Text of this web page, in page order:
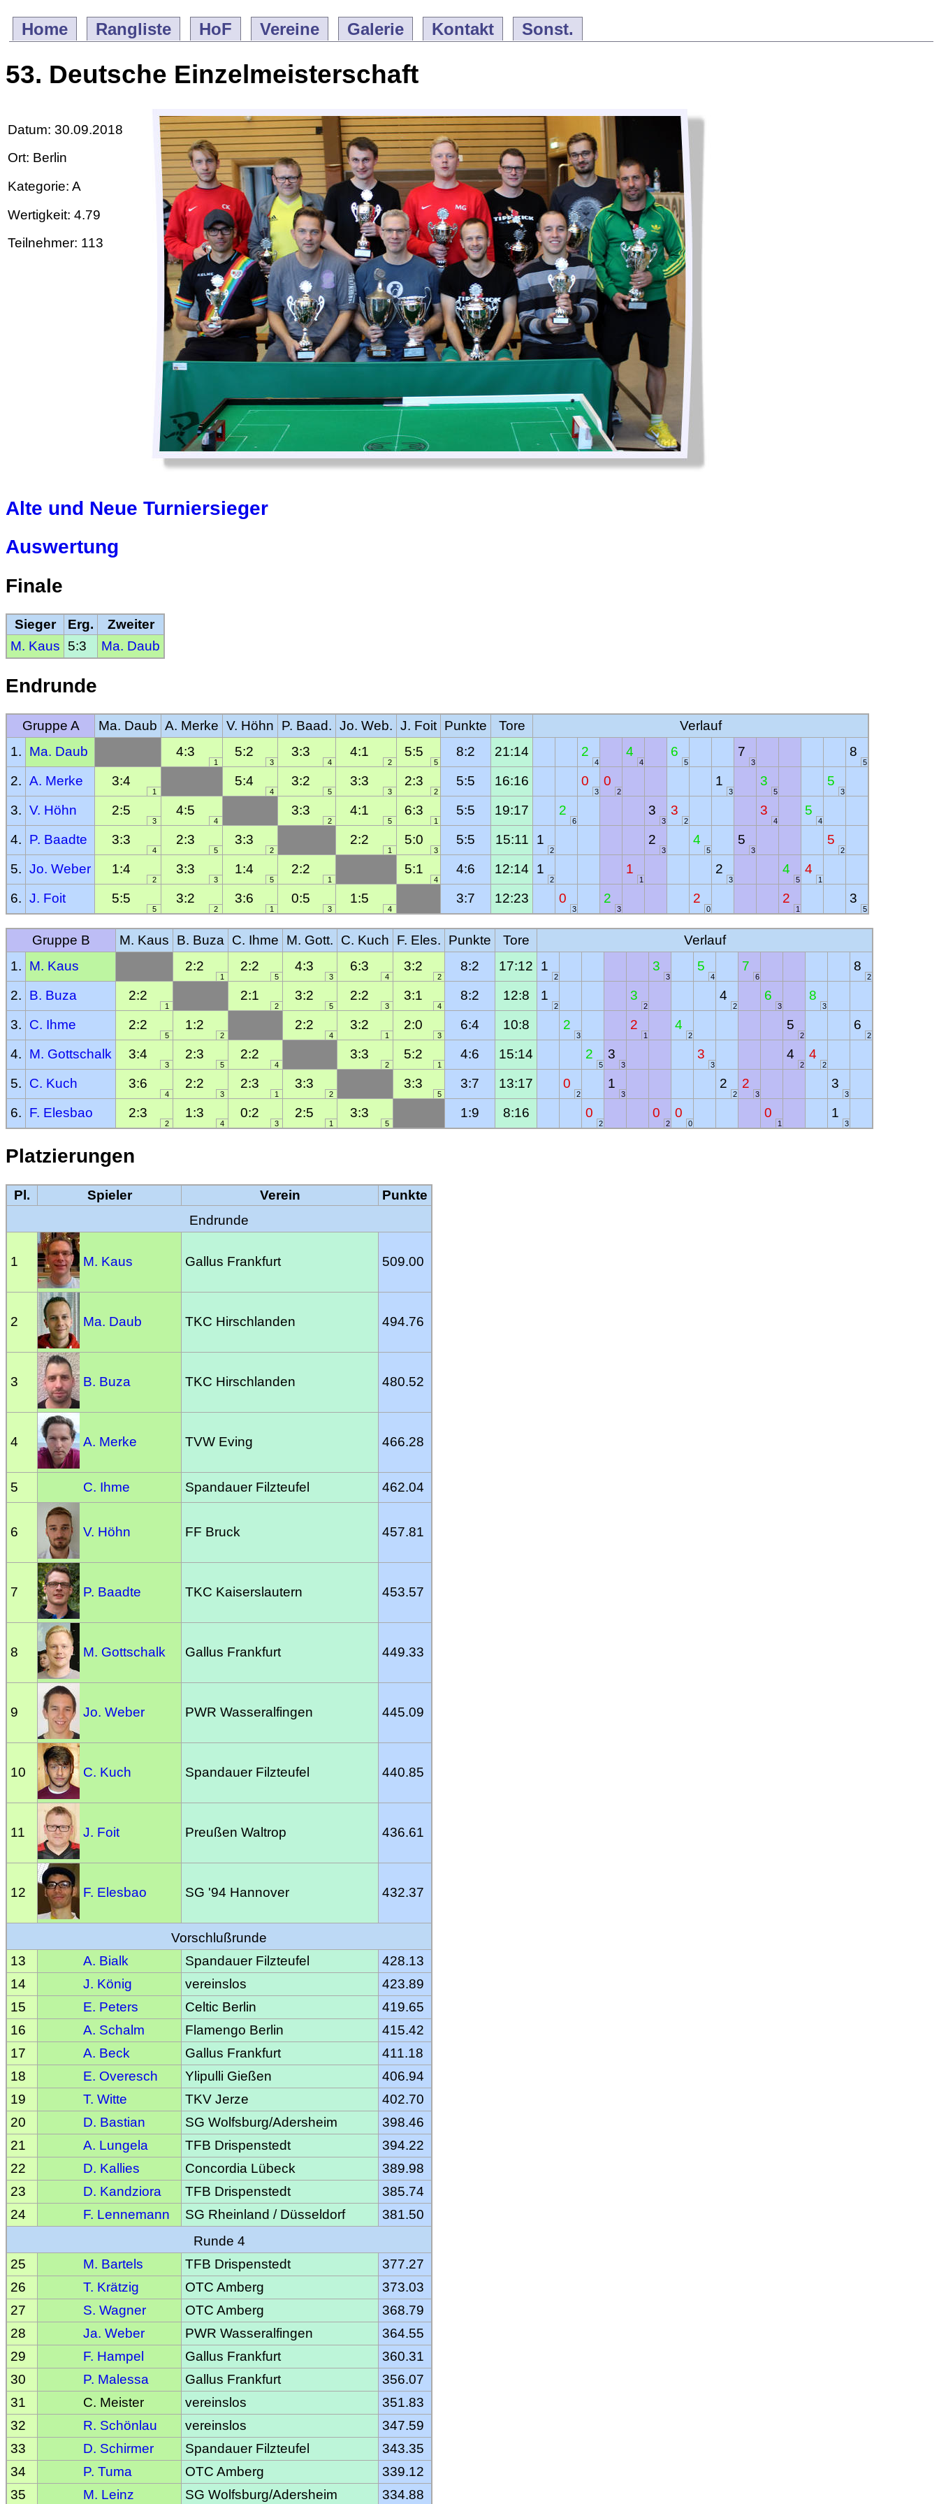
Home Rangliste HoF Vereine Galerie Kontakt Sonst.
53. Deutsche Einzelmeisterschaft
Datum: 30.09.2018
Ort: Berlin
Kategorie: A
Wertigkeit: 4.79
Teilnehmer: 113
Alte und Neue Turniersieger
Auswertung
Finale
Sieger Erg.
Zweiter
M. Kaus
5:3 Ma. Daub
Endrunde
Gruppe A Ma. Daub A. Merke V. Höhn P. Baad. Jo. Web. J. Foit Punkte Tore
Verlauf
1.
Ma. Daub 4:3 5:2 3:3 4:1 5:5 8:2 21:14 2 4 6 7 8
1 3 4 2 5 4 4 5 3 5
2. A. Merke 3:4 5:4 3:2 3:3 2:3 5:5 16:16 0 0 1 3 5
1 4 5 3 2 3 2 3 5 3
3. V. Höhn 2:5 4:5 3:3 4:1 6:3 5:5 19:17 2 3 3 3 5
3 4 2 5 1 6 3 2 4 4
4. P. Baadte 3:3 2:3 3:3 2:2 5:0 5:5 15:11 1 2 4 5 5
4 5 2 1 3 2 3 5 3 2
5. Jo. Weber 1:4 3:3 1:4 2:2 5:1 4:6 12:14 1 1 2 4 4
2 3 5 1 4 2 1 3 5 1
6. J. Foit 5:5 3:2 3:6 0:5 1:5 3:7 12:23 0 2 2 2 3
5 2 1 3 4 3 3 0 1 5
Gruppe B M. Kaus B. Buza C. Ihme M. Gott. C. Kuch F. Eles. Punkte Tore
Verlauf
1.
M. Kaus 2:2 2:2 4:3 6:3 3:2 8:2 17:12 1 3 5 7 8
1 5 3 4 2 2 3 4 6 2
2. B. Buza 2:2 2:1 3:2 2:2 3:1 8:2 12:8 1 3 4 6 8
1 2 5 3 4 2 2 2 3 3
3. C. Ihme 2:2 1:2 2:2 3:2 2:0 6:4 10:8 2 2 4 5 6
5 2 4 1 3 3 1 2 2 2
4. M. Gottschalk 3:4 2:3 2:2 3:3 5:2 4:6 15:14 2 3 3 4 4
3 5 4 2 1 5 3 3 2 2
5. C. Kuch 3:6 2:2 2:3 3:3 3:3 3:7 13:17 0 1 2 2 3
4 3 1 2 5 2 3 2 3 3
6. F. Elesbao 2:3 1:3 0:2 2:5 3:3 1:9 8:16 0 0 0 0 1
2 4 3 1 5 2 2 0 1 3
Platzierungen
Pl. Spieler Verein
Punkte
Endrunde
1 M. Kaus Gallus Frankfurt 509.00
2 Ma. Daub TKC Hirschlanden 494.76
3 B. Buza TKC Hirschlanden 480.52
4 A. Merke TVW Eving 466.28
5 C. Ihme Spandauer Filzteufel 462.04
6 V. Höhn FF Bruck 457.81
7 P. Baadte TKC Kaiserslautern 453.57
8 M. Gottschalk Gallus Frankfurt 449.33
9 Jo. Weber PWR Wasseralfingen 445.09
10 C. Kuch Spandauer Filzteufel 440.85
11 J. Foit Preußen Waltrop 436.61
12 F. Elesbao SG '94 Hannover 432.37
Vorschlußrunde
13
A. Bialk Spandauer Filzteufel
428.13
14
J. König vereinslos
423.89
15
E. Peters Celtic Berlin
419.65
16
A. Schalm Flamengo Berlin
415.42
17
A. Beck Gallus Frankfurt
411.18
18
E. Overesch Ylipulli Gießen
406.94
19
T. Witte TKV Jerze
402.70
20
D. Bastian SG Wolfsburg/Adersheim
398.46
21
A. Lungela TFB Drispenstedt
394.22
22
D. Kallies Concordia Lübeck
389.98
23
D. Kandziora TFB Drispenstedt
385.74
24
F. Lennemann SG Rheinland / Düsseldorf
381.50
Runde 4
25
M. Bartels TFB Drispenstedt
377.27
26
T. Krätzig OTC Amberg
373.03
27
S. Wagner OTC Amberg
368.79
28
Ja. Weber PWR Wasseralfingen
364.55
29
F. Hampel Gallus Frankfurt
360.31
30
P. Malessa Gallus Frankfurt
356.07
31
C. Meister vereinslos
351.83
32
R. Schönlau vereinslos
347.59
33
D. Schirmer Spandauer Filzteufel
343.35
34
P. Tuma OTC Amberg
339.12
35
M. Leinz SG Wolfsburg/Adersheim 334.88